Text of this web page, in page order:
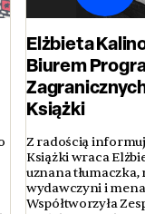
Elżbieta
Biurem
Książki
Z radością
Książki wraca
uznana
wydawczyni i
Współtworzyła